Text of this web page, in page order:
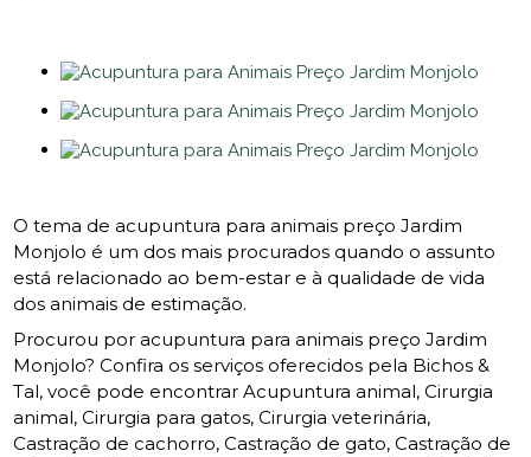
O tema de acupuntura para animais preço Jardim
Monjolo é um dos mais procurados quando o assunto
está relacionado ao bem-estar e à qualidade de vida
dos animais de estimação.
Procurou por acupuntura para animais preço Jardim
Monjolo? Confira os serviços oferecidos pela Bichos &
Tal, você pode encontrar Acupuntura animal, Cirurgia
animal, Cirurgia para gatos, Cirurgia veterinária,
Castração de cachorro, Castração de gato, Castração de